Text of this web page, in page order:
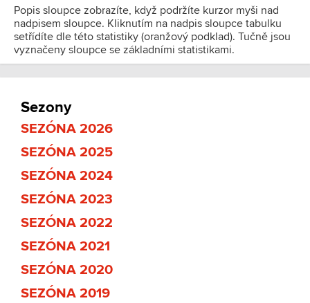
Popis sloupce zobrazíte, když podržíte kurzor myši nad
nadpisem sloupce. Kliknutím na nadpis sloupce tabulku
setřídíte dle této statistiky (oranžový podklad). Tučně jsou
vyznačeny sloupce se základními statistikami.
Sezony
SEZÓNA 2026
SEZÓNA 2025
SEZÓNA 2024
SEZÓNA 2023
SEZÓNA 2022
SEZÓNA 2021
SEZÓNA 2020
SEZÓNA 2019